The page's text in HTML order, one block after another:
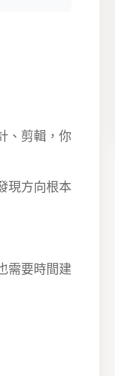
、剪輯，你
現方向根本
需要時間建